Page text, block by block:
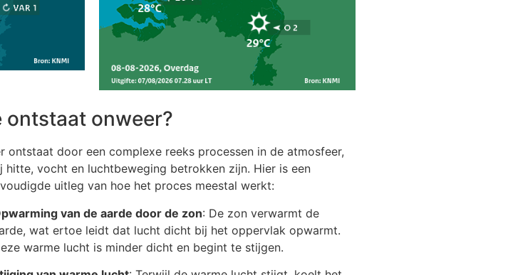
ontstaat onweer?
ontstaat door een complexe reeks processen in de atmosfeer,
hitte, vocht en luchtbeweging betrokken zijn. Hier is een
uitleg van hoe het proces meestal werkt:
van de aarde door de zon: De zon verwarmt de
wat ertoe leidt dat lucht dicht bij het oppervlak opwarmt.
warme lucht is minder dicht en begint te stijgen.